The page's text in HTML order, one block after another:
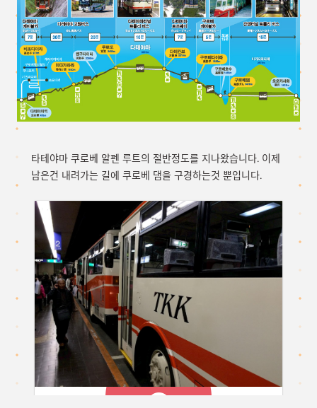
타테야마 쿠로베 알펜 루트의 절반정도를 지나왔습니다. 이제
남은건 내려가는 길에 쿠로베 댐을 구경하는것 뿐입니다.